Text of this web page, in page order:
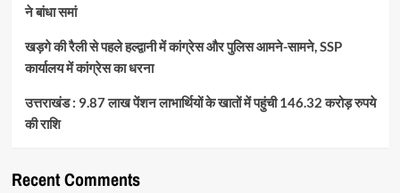
ने बांधा समां
खड़गे की रैली से पहले हल्द्वानी में कांग्रेस और पुलिस आमने-सामने, SSP
कार्यालय में कांग्रेस का धरना
उत्तराखंड : 9.87 लाख पेंशन लाभार्थियों के खातों में पहुंची 146.32 करोड़ रुपये
की राशि
Recent Comments